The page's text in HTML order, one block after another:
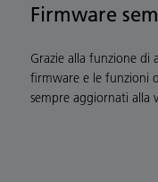
Firmware
Grazie alla funzione
firmware e le funzioni
sempre aggiornati alla